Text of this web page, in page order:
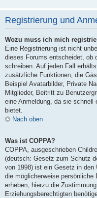
Registrierung und
Wozu muss ich mich
Eine Registrierung ist nicht
dieses Forums entscheidet, ob
schreiben. Auf jeden Fall
zusätzliche Funktionen, die
Beispiel Avatarbilder, Private
Mitglieder, Beitritt zu
eine Anmeldung, da sie schnell
bietet.
Nach oben
Was ist COPPA?
COPPA, ausgeschrieben
(deutsch: Gesetz zum Schutz
von 1998) ist ein Gesetz in den
die möglicherweise persönliche
erheben, hierzu die
Erziehungsberechtigten